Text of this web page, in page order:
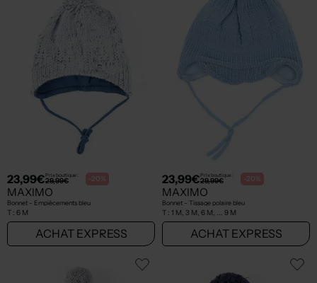
23,99€Prix boutique :
29,99€ -20%
MAXIMO
Bonnet - Empiècements bleu
T : 6 M
ACHAT EXPRESS
23,99€Prix boutique :
29,99€ -20%
MAXIMO
Bonnet - Tissage polaire bleu
T : 1 M, 3 M, 6 M, ... 9 M
ACHAT EXPRESS